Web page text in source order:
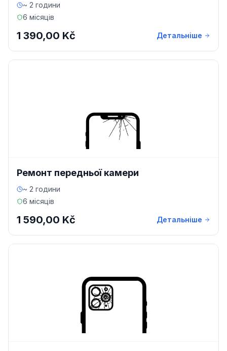
~ 2 години
6 місяців
1 390,00 Kč Детальніше
Ремонт передньої камери
~ 2 години
6 місяців
1 590,00 Kč Детальніше